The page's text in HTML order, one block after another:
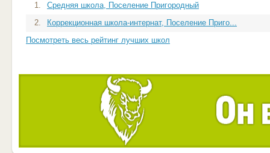
1.
Средняя школа, Поселение Пригородный
2.
Коррекционная школа-интернат, Поселение Приго...
Посмотреть весь рейтинг лучших школ